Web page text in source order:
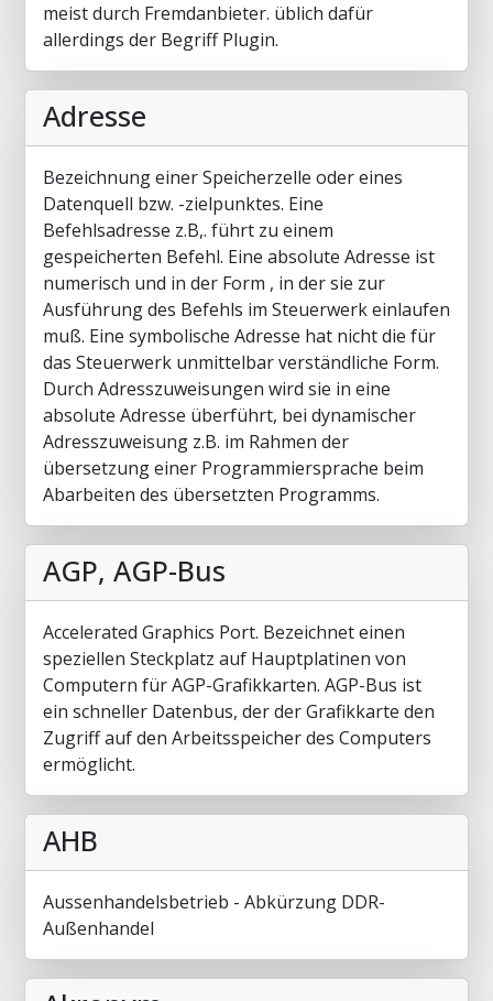
meist durch Fremdanbieter. üblich dafür
allerdings der Begriff Plugin.
Adresse
Bezeichnung einer Speicherzelle oder eines
Datenquell bzw. -zielpunktes. Eine
Befehlsadresse z.B,. führt zu einem
gespeicherten Befehl. Eine absolute Adresse ist
numerisch und in der Form , in der sie zur
Ausführung des Befehls im Steuerwerk einlaufen
muß. Eine symbolische Adresse hat nicht die für
das Steuerwerk unmittelbar verständliche Form.
Durch Adresszuweisungen wird sie in eine
absolute Adresse überführt, bei dynamischer
Adresszuweisung z.B. im Rahmen der
übersetzung einer Programmiersprache beim
Abarbeiten des übersetzten Programms.
AGP, AGP-Bus
Accelerated Graphics Port. Bezeichnet einen
speziellen Steckplatz auf Hauptplatinen von
Computern für AGP-Grafikkarten. AGP-Bus ist
ein schneller Datenbus, der der Grafikkarte den
Zugriff auf den Arbeitsspeicher des Computers
ermöglicht.
AHB
Aussenhandelsbetrieb - Abkürzung DDR-
Außenhandel